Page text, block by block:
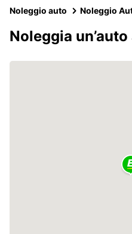
Noleggio auto Noleggio
Noleggia